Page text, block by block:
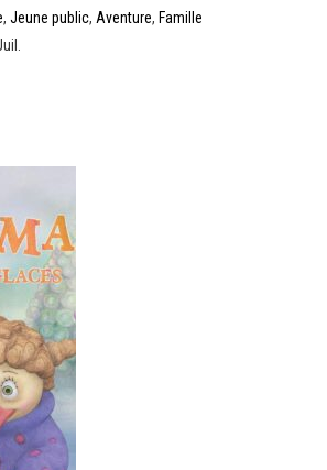
, Jeune public, Aventure, Famille